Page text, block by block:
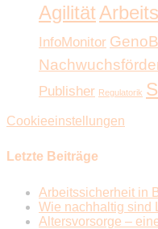
Agilität
InfoMonitor
Publisher Regulatorik
Cookieeinstellungen
Letzte Beiträge
Arbeitssicherheit in
Wie nachhaltig sind
Altersvorsorge –